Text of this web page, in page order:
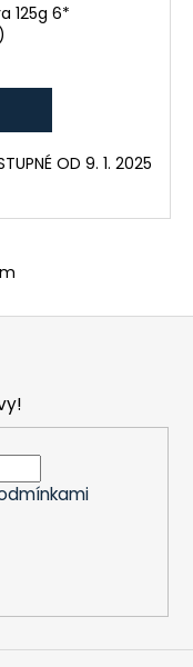
125g 6*
OD 9. 1. 2025